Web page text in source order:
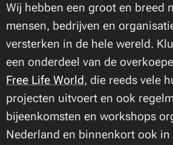
Wij hebben een groot en breed
mensen, bedrijven en
versterken in de hele wereld.
een onderdeel van de
Free Life World, die reeds vele
projecten uitvoert en ook
bijeenkomsten en workshops
Nederland en binnenkort ook in